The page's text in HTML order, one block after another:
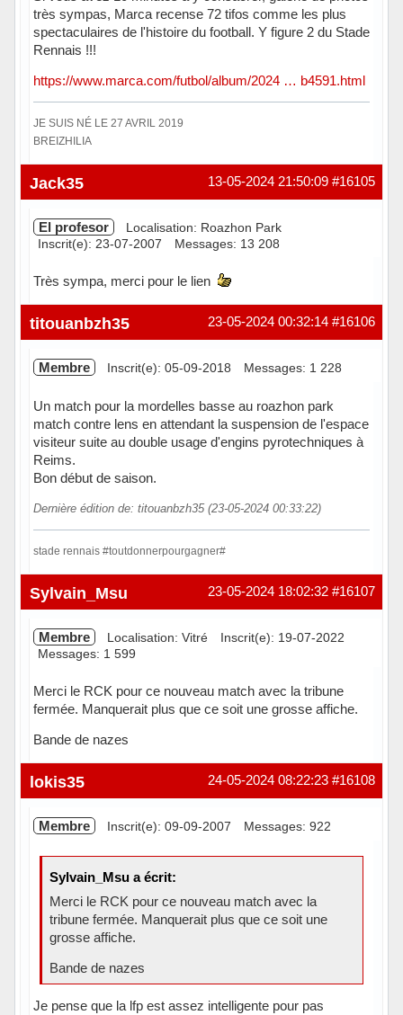
très sympas, Marca recense 72 tifos comme les plus
spectaculaires de l'histoire du football. Y figure 2 du Stade
Rennais !!!
https://www.marca.com/futbol/album/2024 … b4591.html
JE SUIS NÉ LE 27 AVRIL 2019
BREIZHILIA
Hors ligne #16105
13-05-2024 21:50:09
Jack35
El profesor
Localisation: Roazhon Park
Inscrit(e): 23-07-2007
Messages: 13 208
Très sympa, merci pour le lien
Hors ligne #16106
23-05-2024 00:32:14
titouanbzh35
Membre Inscrit(e): 05-09-2018 Messages: 1 228
Un match pour la mordelles basse au roazhon park
match contre lens en attendant la suspension de l'espace
visiteur suite au double usage d'engins pyrotechniques à
Reims.
Bon début de saison.
Dernière édition de: titouanbzh35 (23-05-2024 00:33:22)
stade rennais #toutdonnerpourgagner#
Hors ligne #16107
23-05-2024 18:02:32
Sylvain_Msu
Membre Localisation: Vitré
Inscrit(e): 19-07-2022
Messages: 1 599
Merci le RCK pour ce nouveau match avec la tribune
fermée. Manquerait plus que ce soit une grosse affiche.
Bande de nazes
En ligne #16108
24-05-2024 08:22:23
lokis35
Membre Inscrit(e): 09-09-2007 Messages: 922
Sylvain_Msu a écrit:
Merci le RCK pour ce nouveau match avec la
tribune fermée. Manquerait plus que ce soit une
grosse affiche.
Bande de nazes
Je pense que la lfp est assez intelligente pour pas